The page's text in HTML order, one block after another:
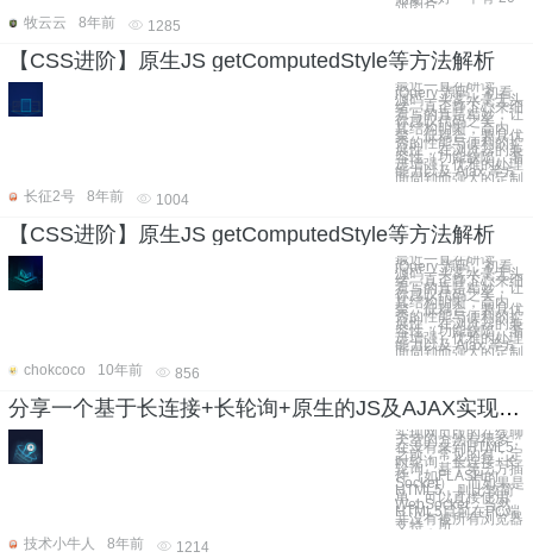
张图片
牧云云
8年前 1285
【CSS进阶】原生JS getComputedStyle等方法解析
最近一直在研读
jQuery 源码，初看
源码一头雾水毫无头
绪，真正静下心来细
看写的真是精妙，让
你感叹代码之美。
其结构明晰，高内
聚、低耦合，兼具优
秀的性能与便利的扩
展性，在浏览器的兼
容性（功能缺陷、渐
进增强）优雅的处理
能力以及 Ajax 等方
面周到而强大的定制
长征2号
8年前 1004
【CSS进阶】原生JS getComputedStyle等方法解析
最近一直在研读
jQuery 源码，初看
源码一头雾水毫无头
绪，真正静下心来细
看写的真是精妙，让
你感叹代码之美。
其结构明晰，高内
聚、低耦合，兼具优
秀的性能与便利的扩
展性，在浏览器的兼
容性（功能缺陷、渐
进增强）优雅的处理
能力以及 Ajax 等方
面周到而强大的定制
chokcoco
10年前 856
分享一个基于长连接+长轮询+原生的JS及AJAX实现的多人在线即时交流聊天室
实现网页版的在线聊
天室的方法有很多，
在没有来到HTML5
之前，常见的有：定
时轮询、长连接+长
轮询、基于第三方插
件（如FLASH的
Socket），而如果是
HTML5，则比较简
单，可以直接使用
WebSocket，当然
HTML5目前在PC端
并没有被所有浏览器
支持，所
技术小牛人
8年前 1214